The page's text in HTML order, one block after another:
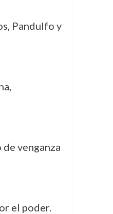
Pandulfo y
venganza
el poder.